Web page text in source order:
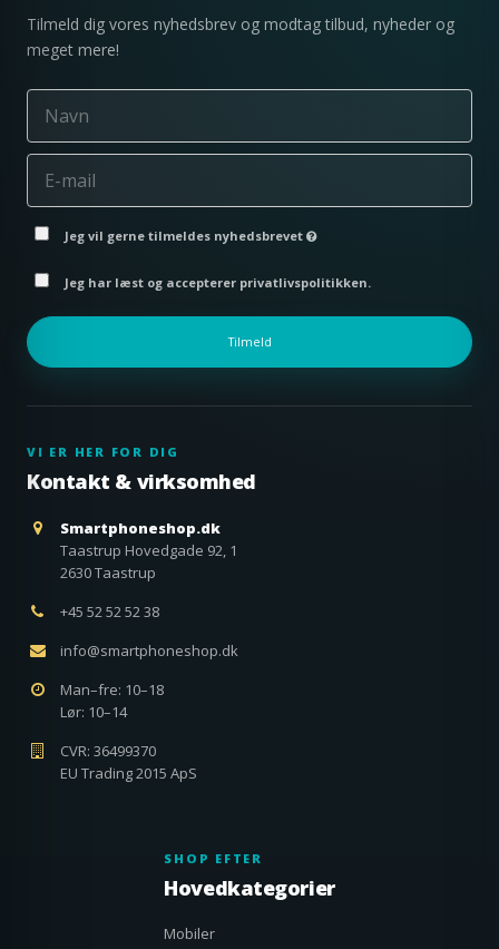
Tilmeld dig vores nyhedsbrev og modtag tilbud, nyheder og
meget mere!
Jeg vil gerne tilmeldes nyhedsbrevet
Jeg har læst og accepterer privatlivspolitikken.
Tilmeld
VI ER HER FOR DIG
Kontakt & virksomhed
Smartphoneshop.dk
Taastrup Hovedgade 92, 1
2630 Taastrup
+45 52 52 52 38
info@smartphoneshop.dk
Man–fre: 10–18
Lør: 10–14
CVR: 36499370
EU Trading 2015 ApS
SHOP EFTER
Hovedkategorier
Mobiler